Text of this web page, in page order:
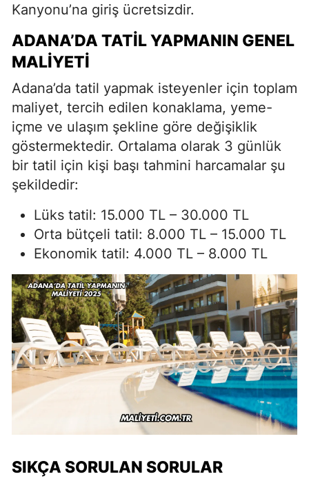
Kanyonu’na giriş ücretsizdir.
ADANA’DA TATIL YAPMANIN GENEL
MALIYETI
Adana’da tatil yapmak isteyenler için toplam
maliyet, tercih edilen konaklama, yeme-
içme ve ulaşım şekline göre değişiklik
göstermektedir. Ortalama olarak 3 günlük
bir tatil için kişi başı tahmini harcamalar şu
şekildedir:
Lüks tatil: 15.000 TL – 30.000 TL
Orta bütçeli tatil: 8.000 TL – 15.000 TL
Ekonomik tatil: 4.000 TL – 8.000 TL
SIKÇA SORULAN SORULAR